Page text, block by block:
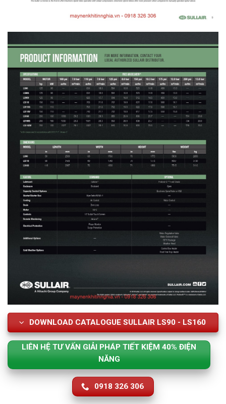
DOWNLOAD CATALOGUE SULLAIR LS90 - LS160
LIÊN HỆ TƯ VẤN GIẢI PHÁP TIẾT KIỆM 40% ĐIỆN
NĂNG
0918 326 306